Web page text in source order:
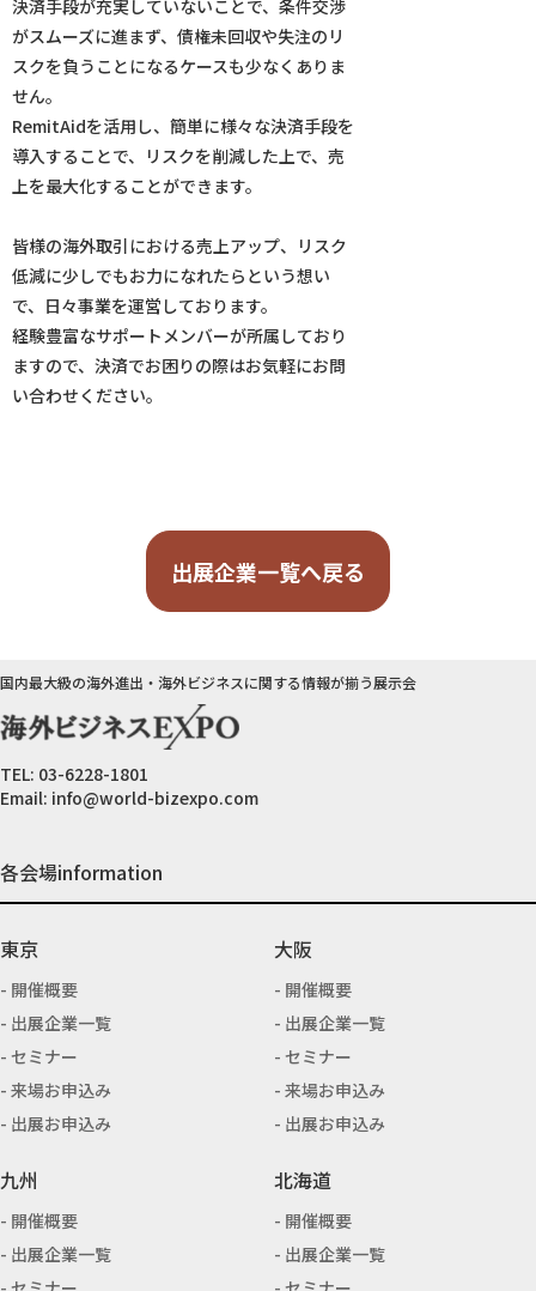
決済手段が充実していないことで、条件交渉
がスムーズに進まず、債権未回収や失注のリ
スクを負うことになるケースも少なくありま
せん。
RemitAidを活用し、簡単に様々な決済手段を
導入することで、リスクを削減した上で、売
上を最大化することができます。
皆様の海外取引における売上アップ、リスク
低減に少しでもお力になれたらという想い
で、日々事業を運営しております。
経験豊富なサポートメンバーが所属しており
ますので、決済でお困りの際はお気軽にお問
い合わせください。
出展企業一覧へ戻る
国内最大級の海外進出・海外ビジネスに関する情報が揃う展示会
TEL: 03-6228-1801
Email: info@world-bizexpo.com
各会場information
東京
開催概要
出展企業一覧
セミナー
来場お申込み
出展お申込み
大阪
開催概要
出展企業一覧
セミナー
来場お申込み
出展お申込み
九州
開催概要
出展企業一覧
北海道
開催概要
出展企業一覧